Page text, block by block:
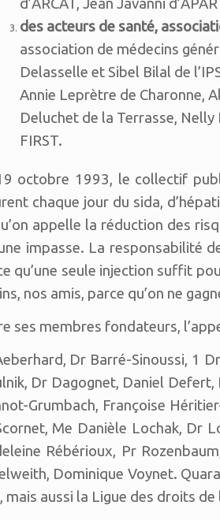
d’ARCAT, Jean Javanni
des acteurs de santé,
association de médecins
Delasselle et Sibel Bilal de
Annie Leprètre de Charonne,
Deluchet de la Terrasse, Nelly
FIRST.
octobre 1993, le collectif
chaque jour du sida,
appelle la réduction des
impasse. La responsabilité
qu’une seule injection suffit
nos amis, parce qu’on ne
ses membres fondateurs,
Dr Barré-Sinoussi, 1
Dr Dagognet, Daniel
Grumbach, Françoise
Me Danièle Lochak, Dr
Rébérioux, Pr
Dominique Voynet.
mais aussi la Ligue des droits